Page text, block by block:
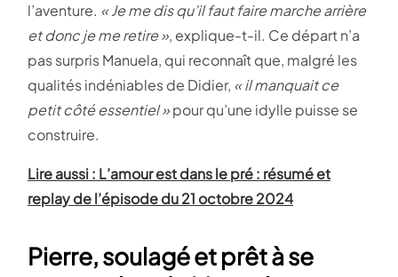
l’aventure. « Je me dis qu’il faut faire marche arrière
et donc je me retire », explique-t-il. Ce départ n’a
pas surpris Manuela, qui reconnaît que, malgré les
qualités indéniables de Didier, « il manquait ce
petit côté essentiel »pour qu’une idylle puisse se
construire​.
Lire aussi : L’amour est dans le pré : résumé et
replay de l’épisode du 21 octobre 2024
Pierre, soulagé et prêt à se